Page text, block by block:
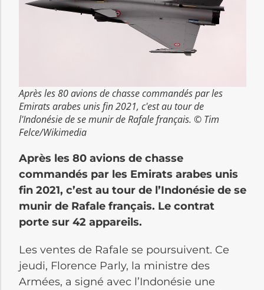
Après les 80 avions de chasse commandés par les
Emirats arabes unis fin 2021, c'est au tour de
l'Indonésie de se munir de Rafale français. © Tim
Felce/Wikimedia
Après les 80 avions de chasse
commandés par les Emirats arabes unis
fin 2021, c’est au tour de l’Indonésie de se
munir de Rafale français. Le contrat
porte sur 42 appareils.
Les ventes de Rafale se poursuivent. Ce
jeudi, Florence Parly, la ministre des
Armées, a signé avec l’Indonésie une